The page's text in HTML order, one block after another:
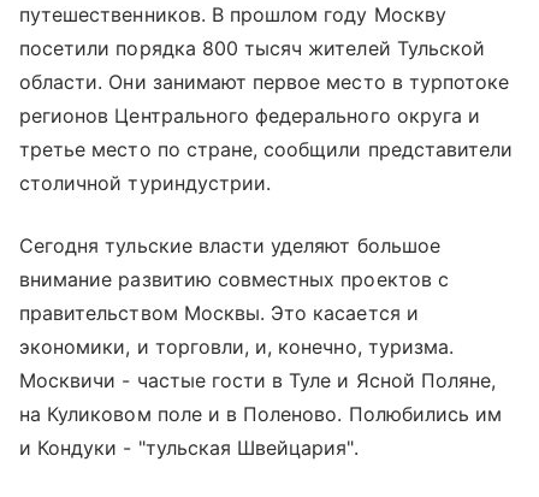
путешественников. В прошлом году Москву
посетили порядка 800 тысяч жителей Тульской
области. Они занимают первое место в турпотоке
регионов Центрального федерального округа и
третье место по стране, сообщили представители
столичной туриндустрии.
Сегодня тульские власти уделяют большое
внимание развитию совместных проектов с
правительством Москвы. Это касается и
экономики, и торговли, и, конечно, туризма.
Москвичи - частые гости в Туле и Ясной Поляне,
на Куликовом поле и в Поленово. Полюбились им
и Кондуки - "тульская Швейцария".